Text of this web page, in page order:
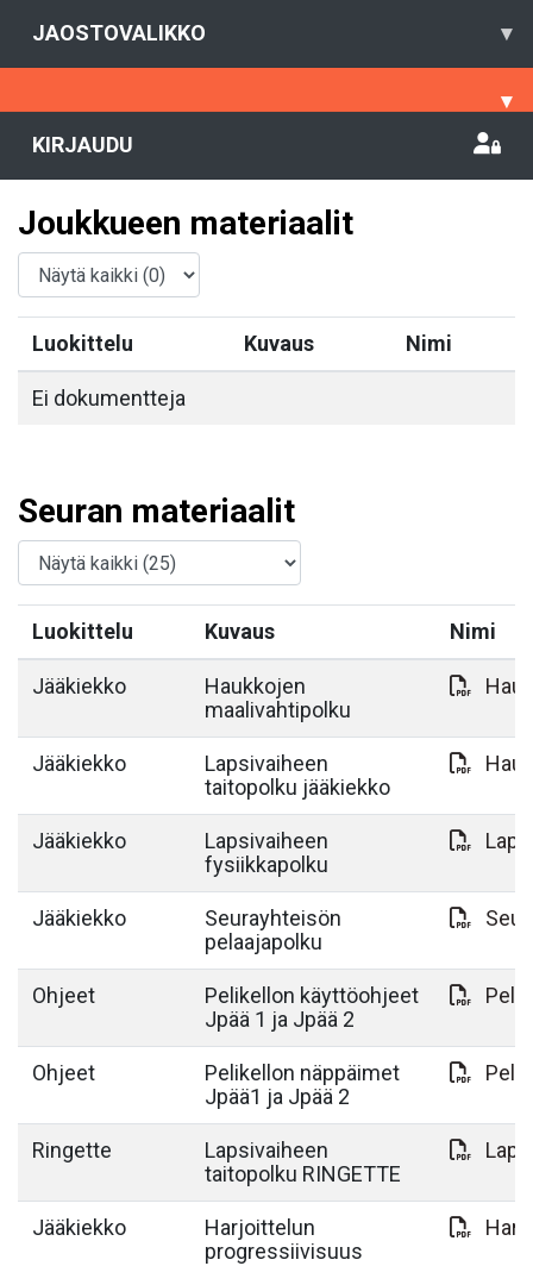
JAOSTOVALIKKO ▾
▾
KIRJAUDU
Joukkueen materiaalit
Luokittelu Kuvaus Nimi
Ei dokumentteja
Seuran materiaalit
Luokittelu Kuvaus Nimi
Jääkiekko
Haukkojen
maalivahtipolku
Jääkiekko
Lapsivaiheen
taitopolku jääkiekko
Jääkiekko
Lapsivaiheen
fysiikkapolku
Jääkiekko
Seurayhteisön
pelaajapolku
Ohjeet
Pelikellon käyttöohjeet
Jpää 1 ja Jpää 2
Ohjeet
Pelikellon näppäimet
Jpää1 ja Jpää 2
Ringette
Lapsivaiheen
taitopolku RINGETTE
Jääkiekko
Harjoittelun
progressiivisuus